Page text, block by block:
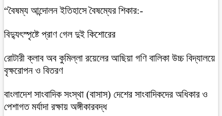
“বৈষম্য আন্দোলন ইতিহাসে বৈষম্যের শিকার:-
বিদ্যুৎস্পৃষ্টে প্রাণ গেল দুই কিশোরের
রোটারী ক্লাব অব কুমিল্লা রয়েলের আছিয়া গণি বালিকা উচ্চ বিদ্যালয়ে
বৃক্ষরোপন ও বিতরণ
বাংলাদেশ সাংবাদিক সংস্থা (বাসাস) দেশের সাংবাদিকদের অধিকার ও
পেশাগত মর্যাদা রক্ষায় অঙ্গীকারবদ্ধ